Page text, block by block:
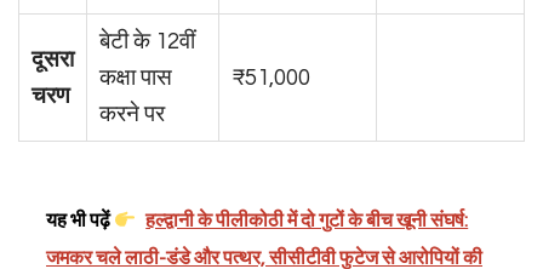
दूसरा
चरण
बेटी के 12वीं
कक्षा पास
करने पर
₹51,000
यह भी पढ़ें
हल्द्वानी के पीलीकोठी में दो गुटों के बीच खूनी संघर्ष:
जमकर चले लाठी-डंडे और पत्थर, सीसीटीवी फुटेज से आरोपियों की